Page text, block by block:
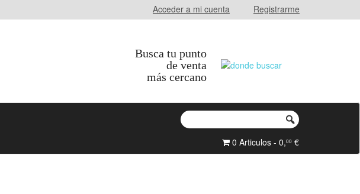
Acceder a mi cuenta Registrarme
Busca tu punto
de venta
más cercano
0 Articulos - 0,00 €